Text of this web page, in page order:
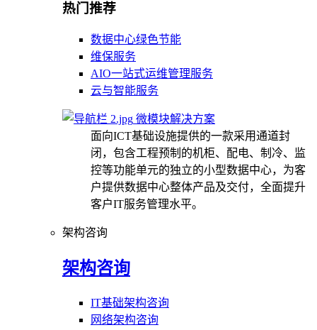
热门推荐
数据中心绿色节能
维保服务
AIO一站式运维管理服务
云与智能服务
微模块解决方案
面向ICT基础设施提供的一款采用通道封
闭，包含工程预制的机柜、配电、制冷、监
控等功能单元的独立的小型数据中心，为客
户提供数据中心整体产品及交付，全面提升
客户IT服务管理水平。
架构咨询
架构咨询
IT基础架构咨询
网络架构咨询